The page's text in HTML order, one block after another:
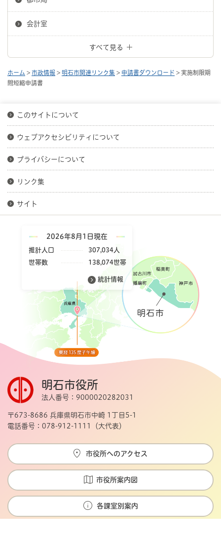
会計室
すべて見る
ホーム > 市政情報 > 明石市関連リンク集 > 申請書ダウンロード > 実施制限期
間短縮申請書
このサイトについて
ウェブアクセシビリティについて
プライバシーについて
リンク集
サイト
2026年8月1日現在
推計人口
307,034人
世帯数
138,074世帯
統計情報
明石市役所
法人番号：9000020282031
〒673-8686 兵庫県明石市中崎 1丁目5-1
電話番号：078-912-1111（大代表）
市役所へのアクセス
市役所案内図
各課室別案内